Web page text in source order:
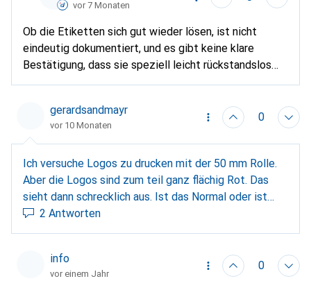
vor 7 Monaten
Ob die Etiketten sich gut wieder lösen, ist nicht
eindeutig dokumentiert, und es gibt keine klare
Bestätigung, dass sie speziell leicht rückstandslos
abziehbar sind. Die Etiketten sollen auf Glas
sauber bleiben, hängt in der Praxis vom Material und
der Glasoberfläche ab. In vielen Fällen lassen sich
Etiketten mit etwas Wärme, Öl oder
Reinigungsalkohol ohne grossen Aufwand entfernen.
gerardsandmayr
vor 10 Monaten
0
Ich versuche Logos zu drucken mit der 50 mm Rolle.
Aber die Logos sind zum teil ganz flächig Rot. Das
sieht dann schrecklich aus. Ist das Normal oder ist
etwas mit der Rolle nicht gut? Es wirkt richtig
ausgebleicht. Also sattes Rot ist bei weitem nicht
2 Antworten
info
vor einem Jahr
0